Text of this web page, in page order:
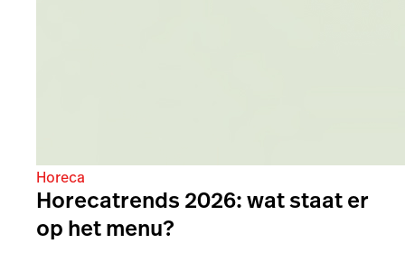
Horeca
Horecatrends 2026: wat staat er
op het menu?